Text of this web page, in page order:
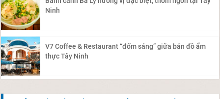
Ninh
V7 Coffee & Restaurant “đốm sáng” giữa bản đồ ẩm
thực Tây Ninh